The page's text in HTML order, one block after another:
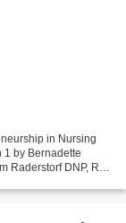
in Nursing
1 by Bernadette
Raderstorf DNP, RN